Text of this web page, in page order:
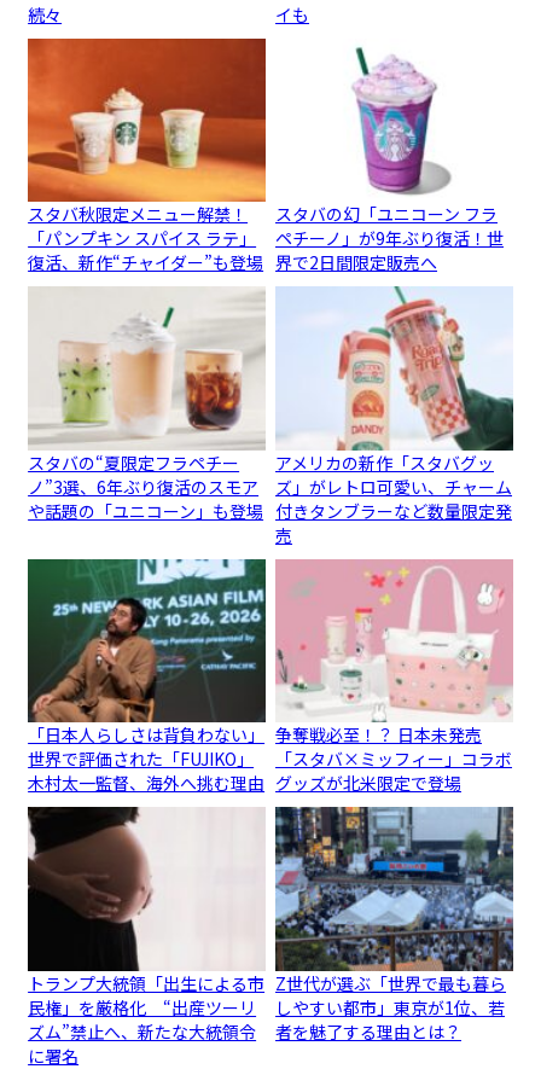
続々
イも
スタバ秋限定メニュー解禁！
「パンプキン スパイス ラテ」
復活、新作“チャイダー”も登場
スタバの幻「ユニコーン フラ
ペチーノ」が9年ぶり復活！世
界で2日間限定販売へ
スタバの“夏限定フラペチー
ノ”3選、6年ぶり復活のスモア
や話題の「ユニコーン」も登場
アメリカの新作「スタバグッ
ズ」がレトロ可愛い、チャーム
付きタンブラーなど数量限定発
売
「日本人らしさは背負わない」
世界で評価された「FUJIKO」
木村太一監督、海外へ挑む理由
争奪戦必至！？ 日本未発売
「スタバ×ミッフィー」コラボ
グッズが北米限定で登場
トランプ大統領「出生による市
民権」を厳格化 “出産ツーリ
ズム”禁止へ、新たな大統領令
に署名
Z世代が選ぶ「世界で最も暮ら
しやすい都市」東京が1位、若
者を魅了する理由とは？